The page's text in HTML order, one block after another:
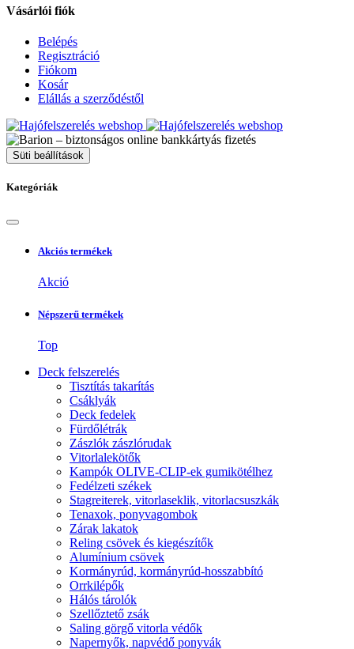
Vásárlói fiók
Belépés
Regisztráció
Fiókom
Kosár
Elállás a szerződéstől
Süti beállítások
Kategóriák
Akciós termékek
Akció
Népszerű termékek
Top
Deck felszerelés
Tisztítás takarítás
Csáklyák
Deck fedelek
Fürdőlétrák
Zászlók zászlórudak
Vitorlalekötők
Kampók OLIVE-CLIP-ek gumikötélhez
Fedélzeti székek
Stagreiterek, vitorlaseklik, vitorlacsuszkák
Tenaxok, ponyvagombok
Zárak lakatok
Reling csövek és kiegészítők
Alumínium csövek
Kormányrúd, kormányrúd-hosszabbító
Orrkilépők
Hálós tárolók
Szellőztető zsák
Saling görgő vitorla védők
Napernyők, napvédő ponyvák